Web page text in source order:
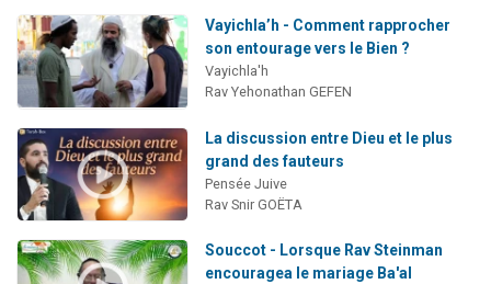
Vayichla’h - Comment rapprocher
son entourage vers le Bien ?
Vayichla'h
Rav Yehonathan GEFEN
La discussion entre Dieu et le plus
grand des fauteurs
Pensée Juive
Rav Snir GOËTA
Souccot - Lorsque Rav Steinman
encouragea le mariage Ba'al